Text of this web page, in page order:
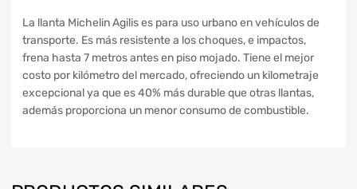
La llanta Michelin Agilis es para uso urbano en vehículos de
transporte. Es más resistente a los choques, e impactos,
frena hasta 7 metros antes en piso mojado. Tiene el mejor
costo por kilómetro del mercado, ofreciendo un kilometraje
excepcional ya que es 40% más durable que otras llantas,
además proporciona un menor consumo de combustible.